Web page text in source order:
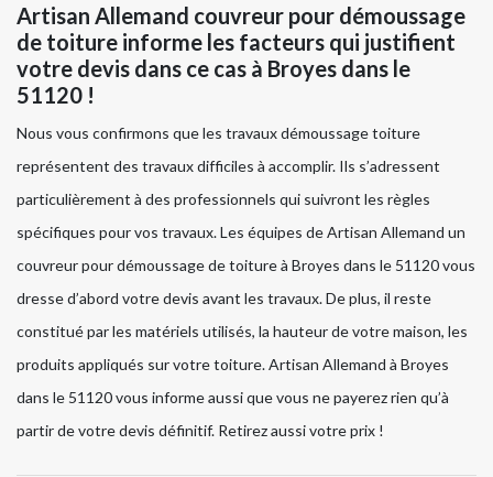
Artisan Allemand couvreur pour démoussage
de toiture informe les facteurs qui justifient
votre devis dans ce cas à Broyes dans le
51120 !
Nous vous confirmons que les travaux démoussage toiture
représentent des travaux difficiles à accomplir. Ils s’adressent
particulièrement à des professionnels qui suivront les règles
spécifiques pour vos travaux. Les équipes de Artisan Allemand un
couvreur pour démoussage de toiture à Broyes dans le 51120 vous
dresse d’abord votre devis avant les travaux. De plus, il reste
constitué par les matériels utilisés, la hauteur de votre maison, les
produits appliqués sur votre toiture. Artisan Allemand à Broyes
dans le 51120 vous informe aussi que vous ne payerez rien qu’à
partir de votre devis définitif. Retirez aussi votre prix !